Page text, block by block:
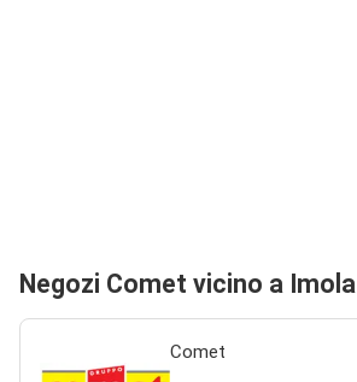
Negozi Comet vicino a Imola
Comet